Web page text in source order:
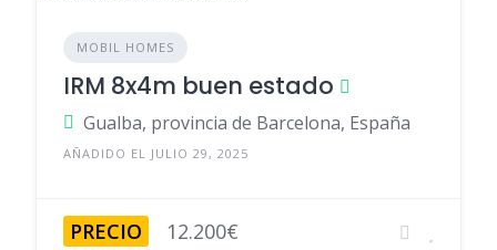
MOBIL HOMES
IRM 8x4m buen estado
Gualba, provincia de Barcelona, España
AÑADIDO EL JULIO 29, 2025
PRECIO 12.200€